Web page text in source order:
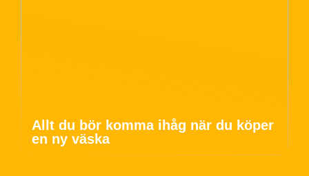
Allt du bör komma ihåg när du köper
en ny väska